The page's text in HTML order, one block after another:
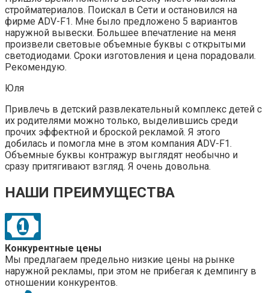
стройматериалов. Поискал в Сети и остановился на
фирме ADV-F1. Мне было предложено 5 вариантов
наружной вывески. Большее впечатление на меня
произвели световые объемные буквы с открытыми
светодиодами. Сроки изготовления и цена порадовали.
Рекомендую.
Юля
Привлечь в детский развлекательный комплекс детей с
их родителями можно только, выделившись среди
прочих эффектной и броской рекламой. Я этого
добилась и помогла мне в этом компания ADV-F1.
Объемные буквы контражур выглядят необычно и
сразу притягивают взгляд. Я очень довольна.
НАШИ ПРЕИМУЩЕСТВА
Конкурентные цены
Мы предлагаем предельно низкие цены на рынке
наружной рекламы, при этом не прибегая к демпингу в
отношении конкурентов.